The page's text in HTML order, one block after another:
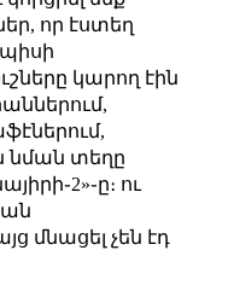
որ էստեղ
կարող էին
նման տեղը
ու
մնացել չեն էդ